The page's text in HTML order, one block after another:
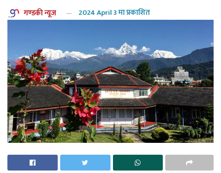
गण्डकी न्यूज 2024 April 3 मा प्रकाशित